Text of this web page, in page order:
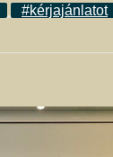
#kérjajánlatot